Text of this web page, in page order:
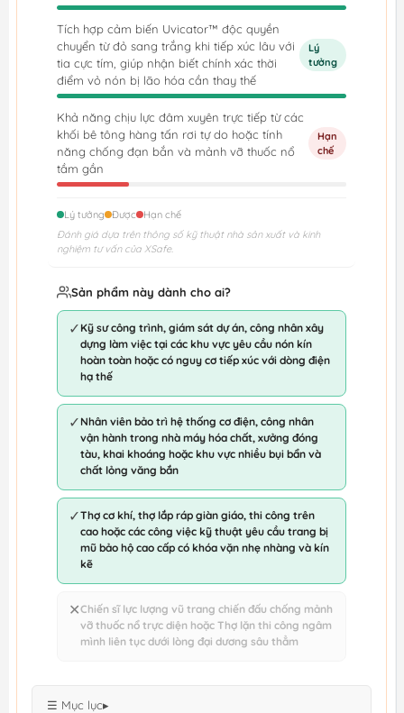
Tích hợp cảm biến Uvicator™ độc quyền
chuyển từ đỏ sang trắng khi tiếp xúc lâu với
tia cực tím, giúp nhận biết chính xác thời
điểm vỏ nón bị lão hóa cần thay thế
Lý
tưởng
Khả năng chịu lực đâm xuyên trực tiếp từ các
khối bê tông hàng tấn rơi tự do hoặc tính
năng chống đạn bắn và mảnh vỡ thuốc nổ
tầm gần
Hạn
chế
Lý tưởng Được
Hạn chế
Đánh giá dựa trên thông số kỹ thuật nhà sản xuất và kinh
nghiệm tư vấn của XSafe.
Sản phẩm này dành cho ai?
✓ Kỹ sư công trình, giám sát dự án, công nhân xây
dựng làm việc tại các khu vực yêu cầu nón kín
hoàn toàn hoặc có nguy cơ tiếp xúc với dòng điện
hạ thế
✓ Nhân viên bảo trì hệ thống cơ điện, công nhân
vận hành trong nhà máy hóa chất, xưởng đóng
tàu, khai khoáng hoặc khu vực nhiều bụi bẩn và
chất lỏng văng bắn
✓Thợ cơ khí, thợ lắp ráp giàn giáo, thi công trên
cao hoặc các công việc kỹ thuật yêu cầu trang bị
mũ bảo hộ cao cấp có khóa vặn nhẹ nhàng và kín
kẽ
✕Chiến sĩ lực lượng vũ trang chiến đấu chống mảnh
vỡ thuốc nổ trực diện hoặc Thợ lặn thi công ngâm
mình liên tục dưới lòng đại dương sâu thẳm
☰ Mục lục▸